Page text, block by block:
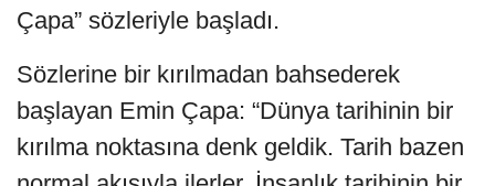
Çapa” sözleriyle başladı.
Sözlerine bir kırılmadan bahsederek
başlayan Emin Çapa: “Dünya tarihinin bir
kırılma noktasına denk geldik. Tarih bazen